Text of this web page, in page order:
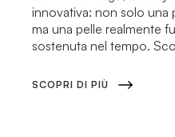
innovativa: non solo una
ma una pelle realmente
sostenuta nel tempo.
SCOPRI DI PIÙ